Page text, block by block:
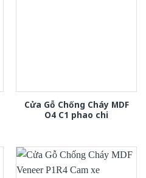
Cửa Gỗ Chống Cháy MDF
O4 C1 phao chi